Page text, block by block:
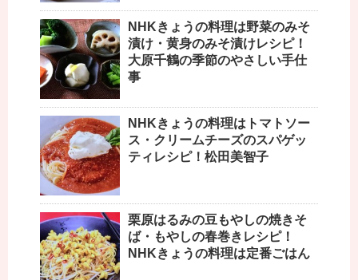
NHKきょうの料理は野菜のみそ
漬け・黄身のみそ漬けレシピ！
大原千鶴の季節のやさしい手仕
事
NHKきょうの料理はトマトソー
ス・クリームチーズのスパゲッ
ティレシピ！松田美智子
栗原はるみの豆もやしの焼きそ
ば・もやしの春巻きレシピ！
NHKきょうの料理は定番ごはん